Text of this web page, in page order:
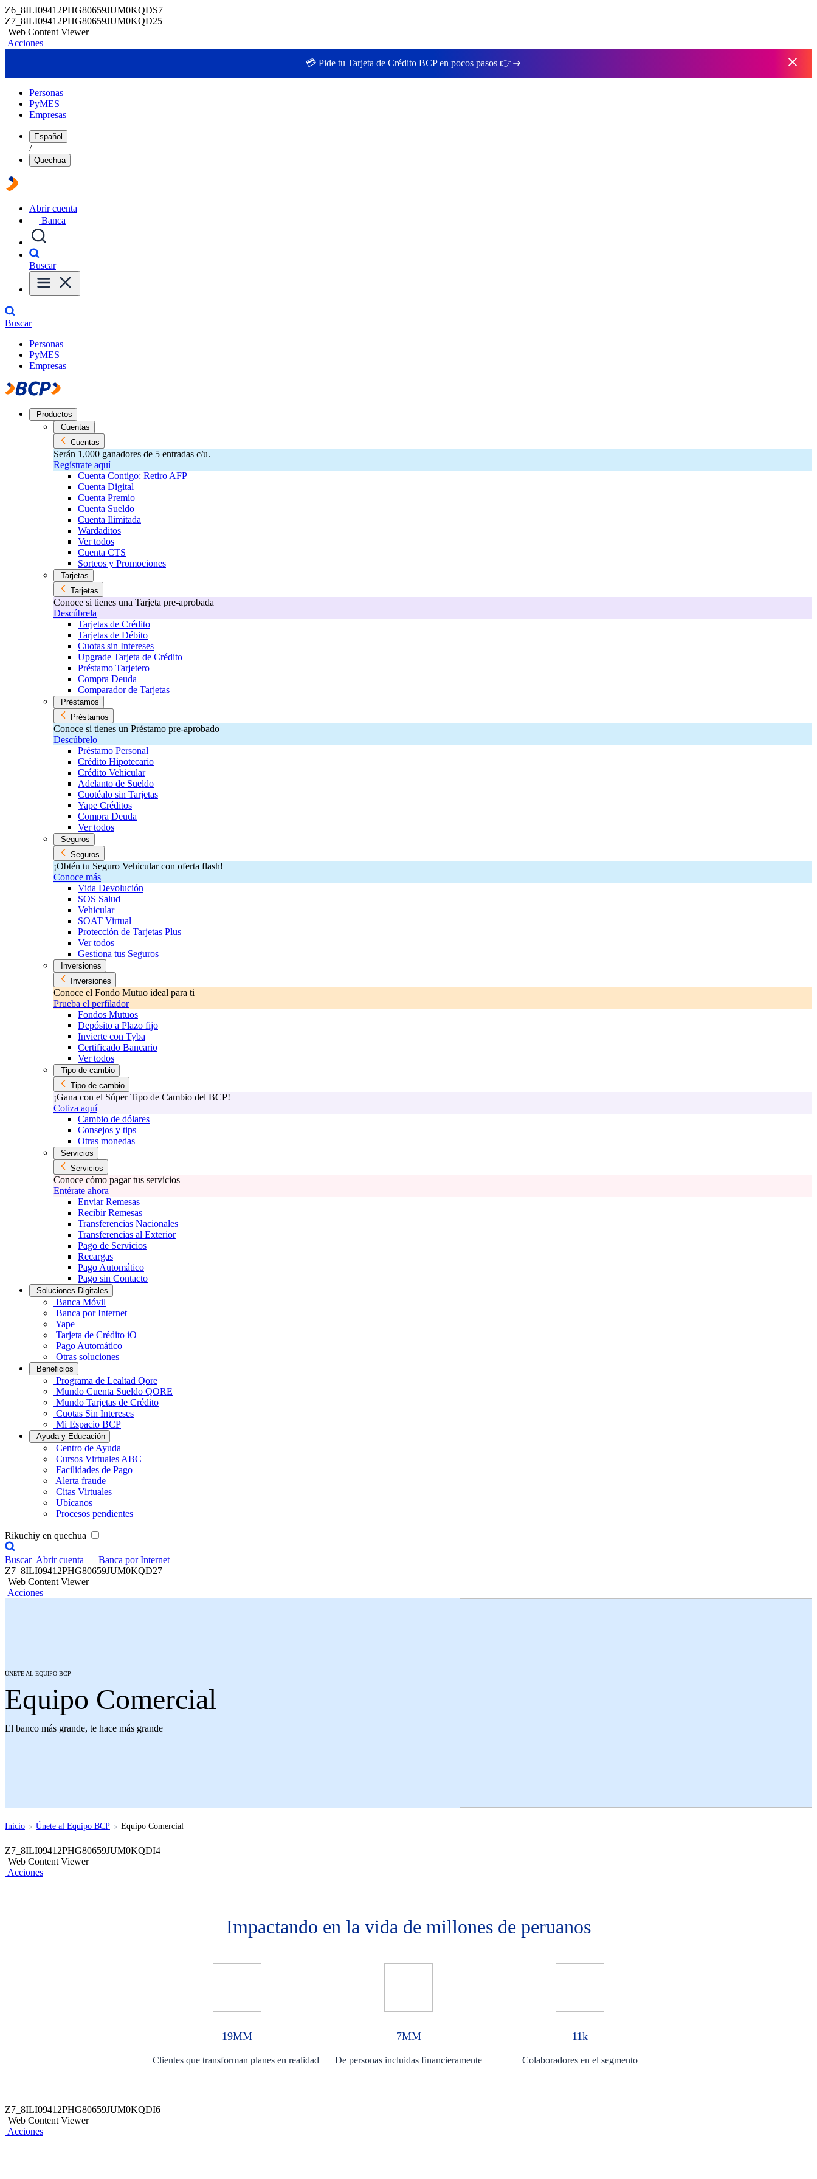
Z6_8ILI09412PHG80659JUM0KQDS7
Z7_8ILI09412PHG80659JUM0KQD25
Web Content Viewer
Acciones
💳 Pide tu Tarjeta de Crédito BCP en pocos pasos 👉
Personas
PyMES
Empresas
Español
/
Quechua
Abrir cuenta
Banca
Buscar
Buscar
Personas
PyMES
Empresas
Productos
Cuentas
Cuentas
Serán 1,000 ganadores de 5 entradas c/u.
Regístrate aquí
Cuenta Contigo: Retiro AFP
Cuenta Digital
Cuenta Premio
Cuenta Sueldo
Cuenta Ilimitada
Wardaditos
Ver todos
Cuenta CTS
Sorteos y Promociones
Tarjetas
Tarjetas
Conoce si tienes una Tarjeta pre-aprobada
Descúbrela
Tarjetas de Crédito
Tarjetas de Débito
Cuotas sin Intereses
Upgrade Tarjeta de Crédito
Préstamo Tarjetero
Compra Deuda
Comparador de Tarjetas
Préstamos
Préstamos
Conoce si tienes un Préstamo pre-aprobado
Descúbrelo
Préstamo Personal
Crédito Hipotecario
Crédito Vehicular
Adelanto de Sueldo
Cuotéalo sin Tarjetas
Yape Créditos
Compra Deuda
Ver todos
Seguros
Seguros
¡Obtén tu Seguro Vehicular con oferta flash!
Conoce más
Vida Devolución
SOS Salud
Vehicular
SOAT Virtual
Protección de Tarjetas Plus
Ver todos
Gestiona tus Seguros
Inversiones
Inversiones
Conoce el Fondo Mutuo ideal para ti
Prueba el perfilador
Fondos Mutuos
Depósito a Plazo fijo
Invierte con Tyba
Certificado Bancario
Ver todos
Tipo de cambio
Tipo de cambio
¡Gana con el Súper Tipo de Cambio del BCP!
Cotiza aquí
Cambio de dólares
Consejos y tips
Otras monedas
Servicios
Servicios
Conoce cómo pagar tus servicios
Entérate ahora
Enviar Remesas
Recibir Remesas
Transferencias Nacionales
Transferencias al Exterior
Pago de Servicios
Recargas
Pago Automático
Pago sin Contacto
Soluciones Digitales
Banca Móvil
Banca por Internet
Yape
Tarjeta de Crédito iO
Pago Automático
Otras soluciones
Beneficios
Programa de Lealtad Qore
Mundo Cuenta Sueldo QORE
Mundo Tarjetas de Crédito
Cuotas Sin Intereses
Mi Espacio BCP
Ayuda y Educación
Centro de Ayuda
Cursos Virtuales ABC
Facilidades de Pago
Alerta fraude
Citas Virtuales
Ubícanos
Procesos pendientes
Rikuchiy en quechua
Buscar Abrir cuenta
Banca por Internet
Z7_8ILI09412PHG80659JUM0KQD27
Web Content Viewer
Acciones
ÚNETE AL EQUIPO BCP
Equipo Comercial
El banco más grande, te hace más grande
Inicio Únete al Equipo BCP Equipo Comercial
Z7_8ILI09412PHG80659JUM0KQDI4
Web Content Viewer
Acciones
Impactando en la vida de millones de peruanos
19MM
Clientes que transforman planes en realidad
7MM
De personas incluidas financieramente
11k
Colaboradores en el segmento
Z7_8ILI09412PHG80659JUM0KQDI6
Web Content Viewer
Acciones